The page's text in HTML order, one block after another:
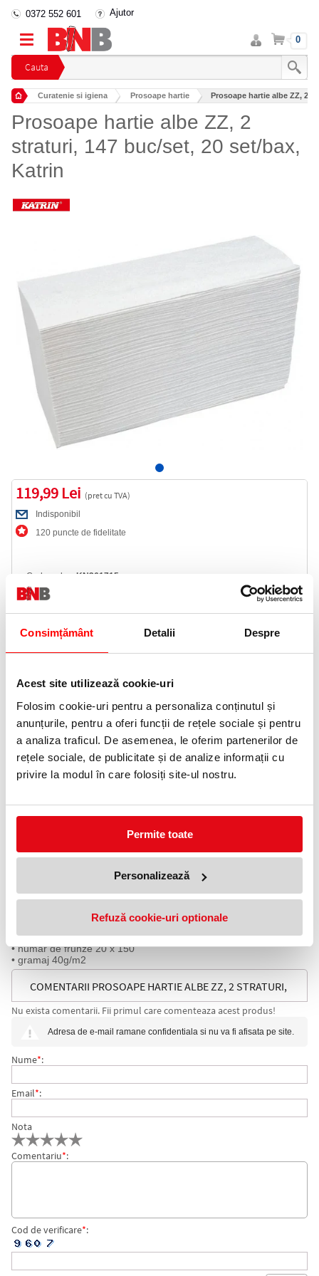
Consimțământ Detalii Despre
Acest site utilizează cookie-uri
Folosim cookie-uri pentru a personaliza conținutul și
anunțurile, pentru a oferi funcții de rețele sociale și pentru
a analiza traficul. De asemenea, le oferim partenerilor de
rețele sociale, de publicitate și de analize informații cu
privire la modul în care folosiți site-ul nostru.
Permite toate
Personalizează
Refuză cookie-uri optionale
Cauta
0372 552 601 Ajutor
Intra
in
cont
Cos 0
Curatenie si igiena Prosoape hartie Prosoape hartie albe ZZ, 2
Prosoape hartie albe ZZ, 2
straturi, 147 buc/set, 20 set/bax,
Katrin
119,99 Lei (pret cu TVA)
Indisponibil
120 puncte de fidelitate
Cod produs: KN361715
Telefon:
Adauga in wishlist
Prosoape hartie albe ZZ, 2 straturi, 147
buc/set, 20 set/bax, Katrin
Mod economic de administrare câte o frunză.
Potrivit pentru locuri cu trafic redus și mediu.
Caracteristici ale prosopului Katrin:
• 2 straturi
• dimensiunea frunzei 23,2 x 23 cm
• număr de frunze 20 x 150
• gramaj 40g/m2
COMENTARII PROSOAPE HARTIE ALBE ZZ, 2 STRATURI,
147 BUC/SET, 20 SET/BAX, KATRIN
Nu exista comentarii. Fii primul care comenteaza acest produs!
Adresa de e-mail ramane confidentiala si nu va fi afisata pe site.
Nume*:
Email*:
Nota
Comentariu*:
Cod de verificare*: